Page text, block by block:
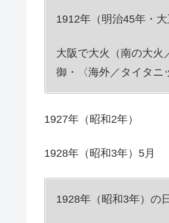
1912年（明治45年・
大阪で大火（南の大火
御・〈海外／タイタニ
1927年（昭和2年）
1928年（昭和3年）5月
1928年（昭和3年）の